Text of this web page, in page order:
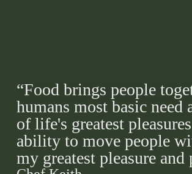
“Food brings people
humans most basic need
of life's greatest
ability to move people
my greatest pleasure and